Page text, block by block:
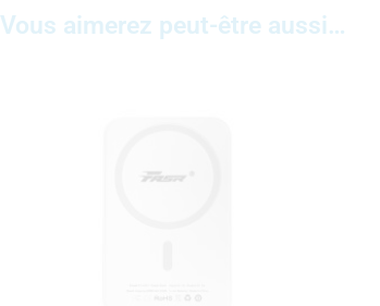
Vous aimerez peut-être aussi…